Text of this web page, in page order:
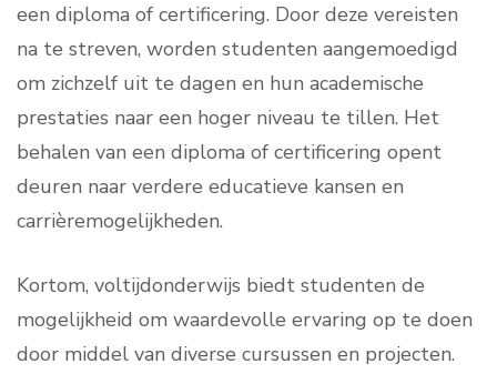
een diploma of certificering. Door deze vereisten
na te streven, worden studenten aangemoedigd
om zichzelf uit te dagen en hun academische
prestaties naar een hoger niveau te tillen. Het
behalen van een diploma of certificering opent
deuren naar verdere educatieve kansen en
carrièremogelijkheden.
Kortom, voltijdonderwijs biedt studenten de
mogelijkheid om waardevolle ervaring op te doen
door middel van diverse cursussen en projecten.